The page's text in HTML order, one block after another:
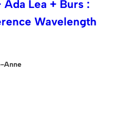
Lea + Burs :
Wavelength
Anne